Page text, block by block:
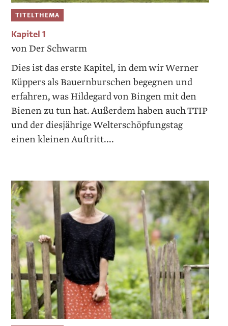
TITELTHEMA
Kapitel 1
von Der Schwarm
Dies ist das erste Kapitel, in dem wir Werner
Küppers als Bauernburschen begegnen und
erfahren, was ­Hildegard von Bingen mit den
Bienen zu tun hat. ­Außerdem haben auch TTIP
und der diesjährige ­Welterschöpfungstag
einen kleinen Auftritt....